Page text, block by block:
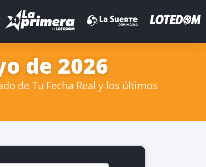
de 2026
de Tu Fecha Real y los últimos